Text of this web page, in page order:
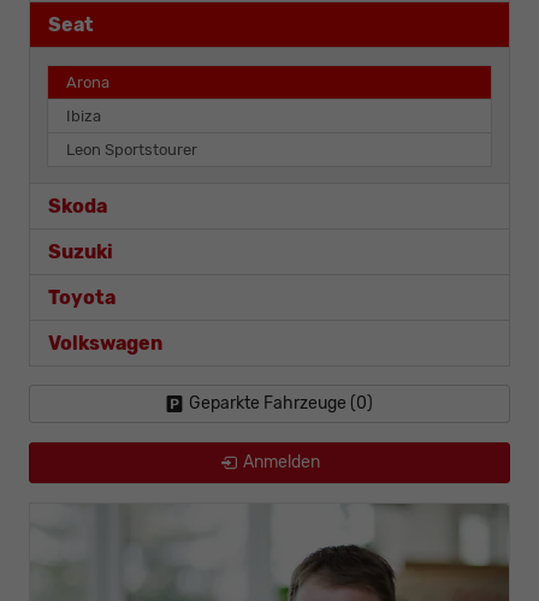
Seat
Arona
Ibiza
Leon Sportstourer
Skoda
Suzuki
Toyota
Volkswagen
Geparkte Fahrzeuge (0)
Anmelden